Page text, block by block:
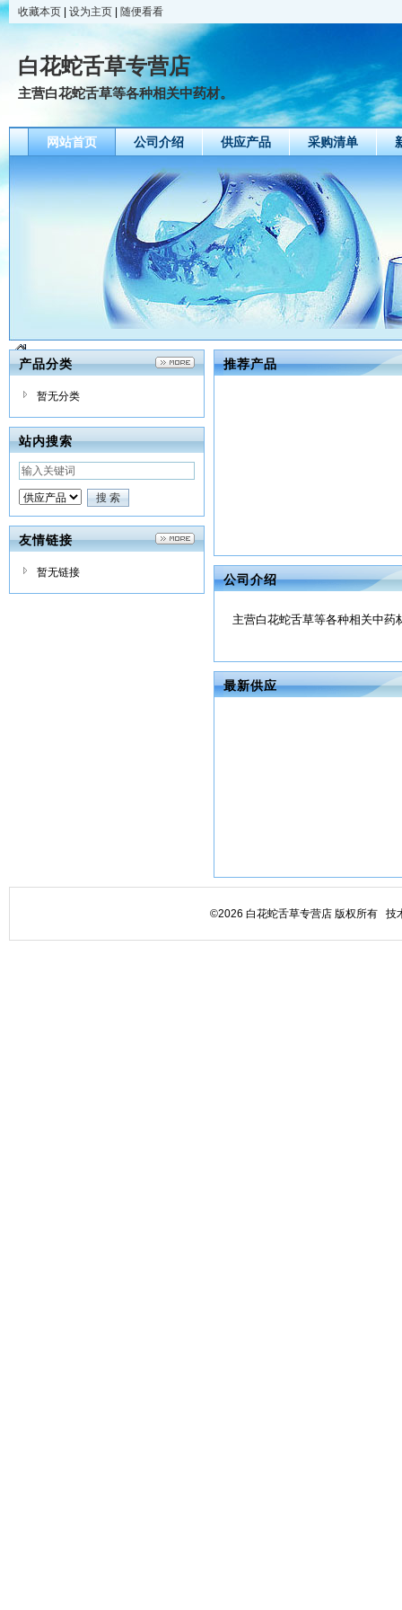
收藏本页 设为主页 随便看看
白花蛇舌草专营店
主营白花蛇舌草等各种相关中药材。
网站首页 公司介绍 供应产品 采购清单
产品分类
暂无分类
站内搜索
友情链接
暂无链接
推荐产品
公司介绍
主营白花蛇舌草等各种相关中药
最新供应
©2026 白花蛇舌草专营店 版权所有 技